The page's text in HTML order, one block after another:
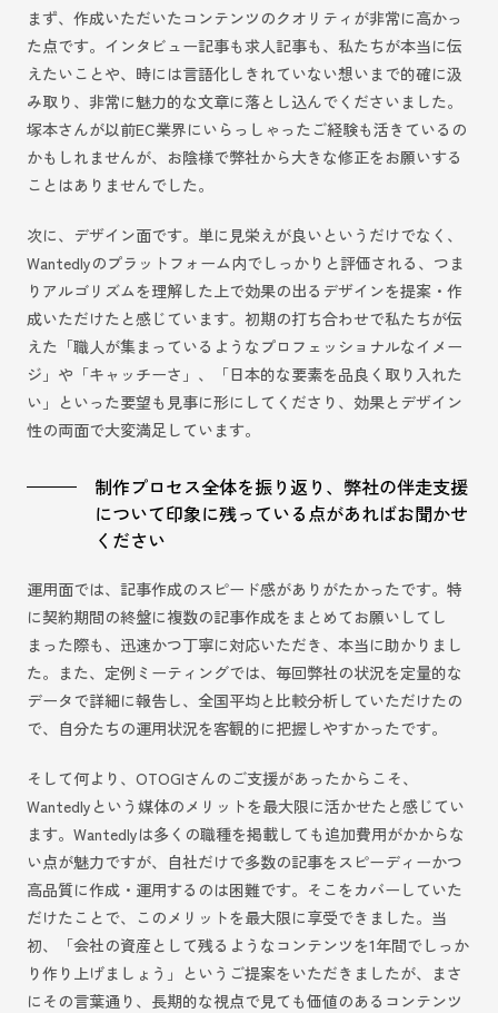
まず、作成いただいたコンテンツのクオリティが非常に高かっ
た点です。インタビュー記事も求人記事も、私たちが本当に伝
えたいことや、時には言語化しきれていない想いまで的確に汲
み取り、非常に魅力的な文章に落とし込んでくださいました。
塚本さんが以前EC業界にいらっしゃったご経験も活きているの
かもしれませんが、お陰様で弊社から大きな修正をお願いする
ことはありませんでした。
次に、デザイン面です。単に見栄えが良いというだけでなく、
Wantedlyのプラットフォーム内でしっかりと評価される、つま
りアルゴリズムを理解した上で効果の出るデザインを提案・作
成いただけたと感じています。初期の打ち合わせで私たちが伝
えた「職人が集まっているようなプロフェッショナルなイメー
ジ」や「キャッチーさ」、「日本的な要素を品良く取り入れた
い」といった要望も見事に形にしてくださり、効果とデザイン
性の両面で大変満足しています。
制作プロセス全体を振り返り、弊社の伴走支援
について印象に残っている点があればお聞かせ
ください
運用面では、記事作成のスピード感がありがたかったです。特
に契約期間の終盤に複数の記事作成をまとめてお願いしてし
まった際も、迅速かつ丁寧に対応いただき、本当に助かりまし
た。また、定例ミーティングでは、毎回弊社の状況を定量的な
データで詳細に報告し、全国平均と比較分析していただけたの
で、自分たちの運用状況を客観的に把握しやすかったです。
そして何より、OTOGIさんのご支援があったからこそ、
Wantedlyという媒体のメリットを最大限に活かせたと感じてい
ます。Wantedlyは多くの職種を掲載しても追加費用がかからな
い点が魅力ですが、自社だけで多数の記事をスピーディーかつ
高品質に作成・運用するのは困難です。そこをカバーしていた
だけたことで、このメリットを最大限に享受できました。当
初、「会社の資産として残るようなコンテンツを1年間でしっか
り作り上げましょう」というご提案をいただきましたが、まさ
にその言葉通り、長期的な視点で見ても価値のあるコンテンツ